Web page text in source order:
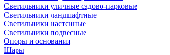
Светильники уличные садово-парковые
Светильники ландшафтные
Светильники настенные
Светильники подвесные
Опоры и основания
Шары